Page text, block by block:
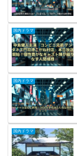
国内ドラマ
国内ドラマ
国内ドラマ